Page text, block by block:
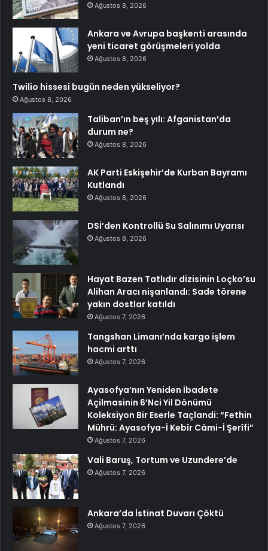
Ağustos 8, 2026
Ankara ve Avrupa başkenti arasında
yeni ticaret görüşmeleri yolda
Ağustos 8, 2026
Twilio hissesi bugün neden yükseliyor?
Ağustos 8, 2026
Taliban’ın beş yılı: Afganistan’da
durum ne?
Ağustos 8, 2026
AK Parti Eskişehir’de Kurban Bayramı
Kutlandı
Ağustos 8, 2026
DSİ’den Kontrollü Su Salınımı Uyarısı
Ağustos 8, 2026
Hayat Bazen Tatlıdır dizisinin Loçko’su
Alihan Aracı nişanlandı: Sade törene
yakın dostlar katıldı
Ağustos 7, 2026
Tangshan Limanı’nda kargo işlem
hacmi arttı
Ağustos 7, 2026
Ayasofya’nın Yeniden İbadete
Açilmasinin 6’Nci Yil Dönümü
Koleksiyon Bir Eserle Taçlandi: “Fethin
Mührü: Ayasofya-İ Kebîr Câmi-İ Şerîfi”
Ağustos 7, 2026
Vali Baruş, Tortum ve Uzundere’de
Ağustos 7, 2026
Ankara’da İstinat Duvarı Çöktü
Ağustos 7, 2026